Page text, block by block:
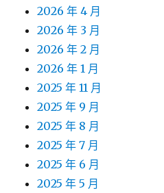
2026 年 4 月
2026 年 3 月
2026 年 2 月
2026 年 1 月
2025 年 11 月
2025 年 9 月
2025 年 8 月
2025 年 7 月
2025 年 6 月
2025 年 5 月